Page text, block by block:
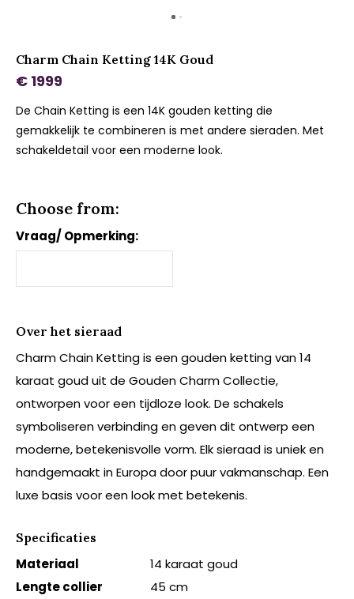
Charm Chain Ketting 14K Goud
€ 1999
De Chain Ketting is een 14K gouden ketting die
gemakkelijk te combineren is met andere sieraden. Met
schakeldetail voor een moderne look.
Choose from:
Vraag/ Opmerking:
Over het sieraad
Charm Chain Ketting is een gouden ketting van 14
karaat goud uit de Gouden Charm Collectie,
ontworpen voor een tijdloze look. De schakels
symboliseren verbinding en geven dit ontwerp een
moderne, betekenisvolle vorm. Elk sieraad is uniek en
handgemaakt in Europa door puur vakmanschap. Een
luxe basis voor een look met betekenis.
Specificaties
Materiaal
14 karaat goud
Lengte collier
45 cm